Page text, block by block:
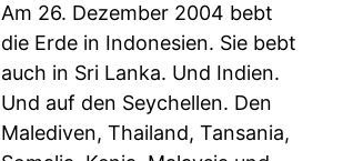
Am 26. Dezember 2004 bebt
die Erde in Indonesien. Sie bebt
auch in Sri Lanka. Und Indien.
Und auf den Seychellen. Den
Malediven, Thailand, Tansania,